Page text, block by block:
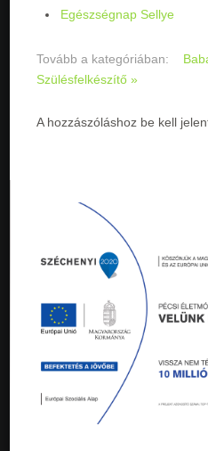
Egészségnap Sellye
Tovább a kategóriában:
Szülésfelkészítő »
A hozzászóláshoz be kell